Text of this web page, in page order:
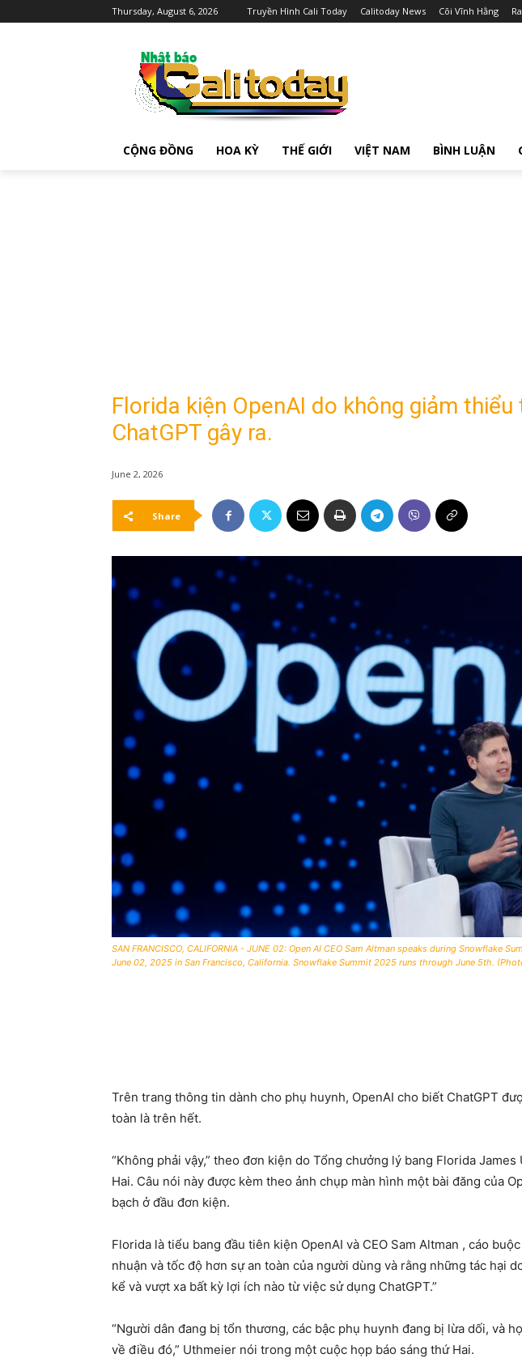
Thursday, August 6, 2026 Truyền Hình Cali Today Calitoday News Cõi Vĩnh Hằng
CỘNG ĐỒNG HOA KỲ THẾ GIỚI VIỆT NAM BÌNH LUẬN
Florida kiện OpenAI do không giảm
ChatGPT gây ra.
June 2, 2026
Share
SAN FRANCISCO, CALIFORNIA - JUNE 02: Open AI CEO Sam Altman speaks during Snowflake
June 02, 2025 in San Francisco, California. Snowflake Summit 2025 runs through June 5th.
Trên trang thông tin dành cho phụ huynh, OpenAI cho biết ChatGPT
toàn là trên hết.
“Không phải vậy,” theo đơn kiện do Tổng chưởng lý bang Florida
Hai. Câu nói này được kèm theo ảnh chụp màn hình một bài đăng của
bạch ở đầu đơn kiện.
Florida là tiểu bang đầu tiên kiện OpenAI và CEO Sam Altman , cáo
nhuận và tốc độ hơn sự an toàn của người dùng và rằng những tác hại
kể và vượt xa bất kỳ lợi ích nào từ việc sử dụng ChatGPT.”
“Người dân đang bị tổn thương, các bậc phụ huynh đang bị lừa dối, và
về điều đó,” Uthmeier nói trong một cuộc họp báo sáng thứ Hai.